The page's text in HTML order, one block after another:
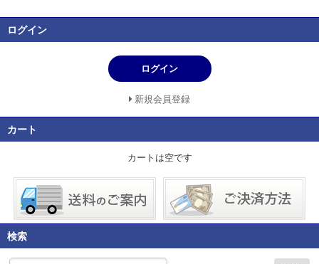
ログイン
ログイン
新規会員登録
カート
カートは空です
検索